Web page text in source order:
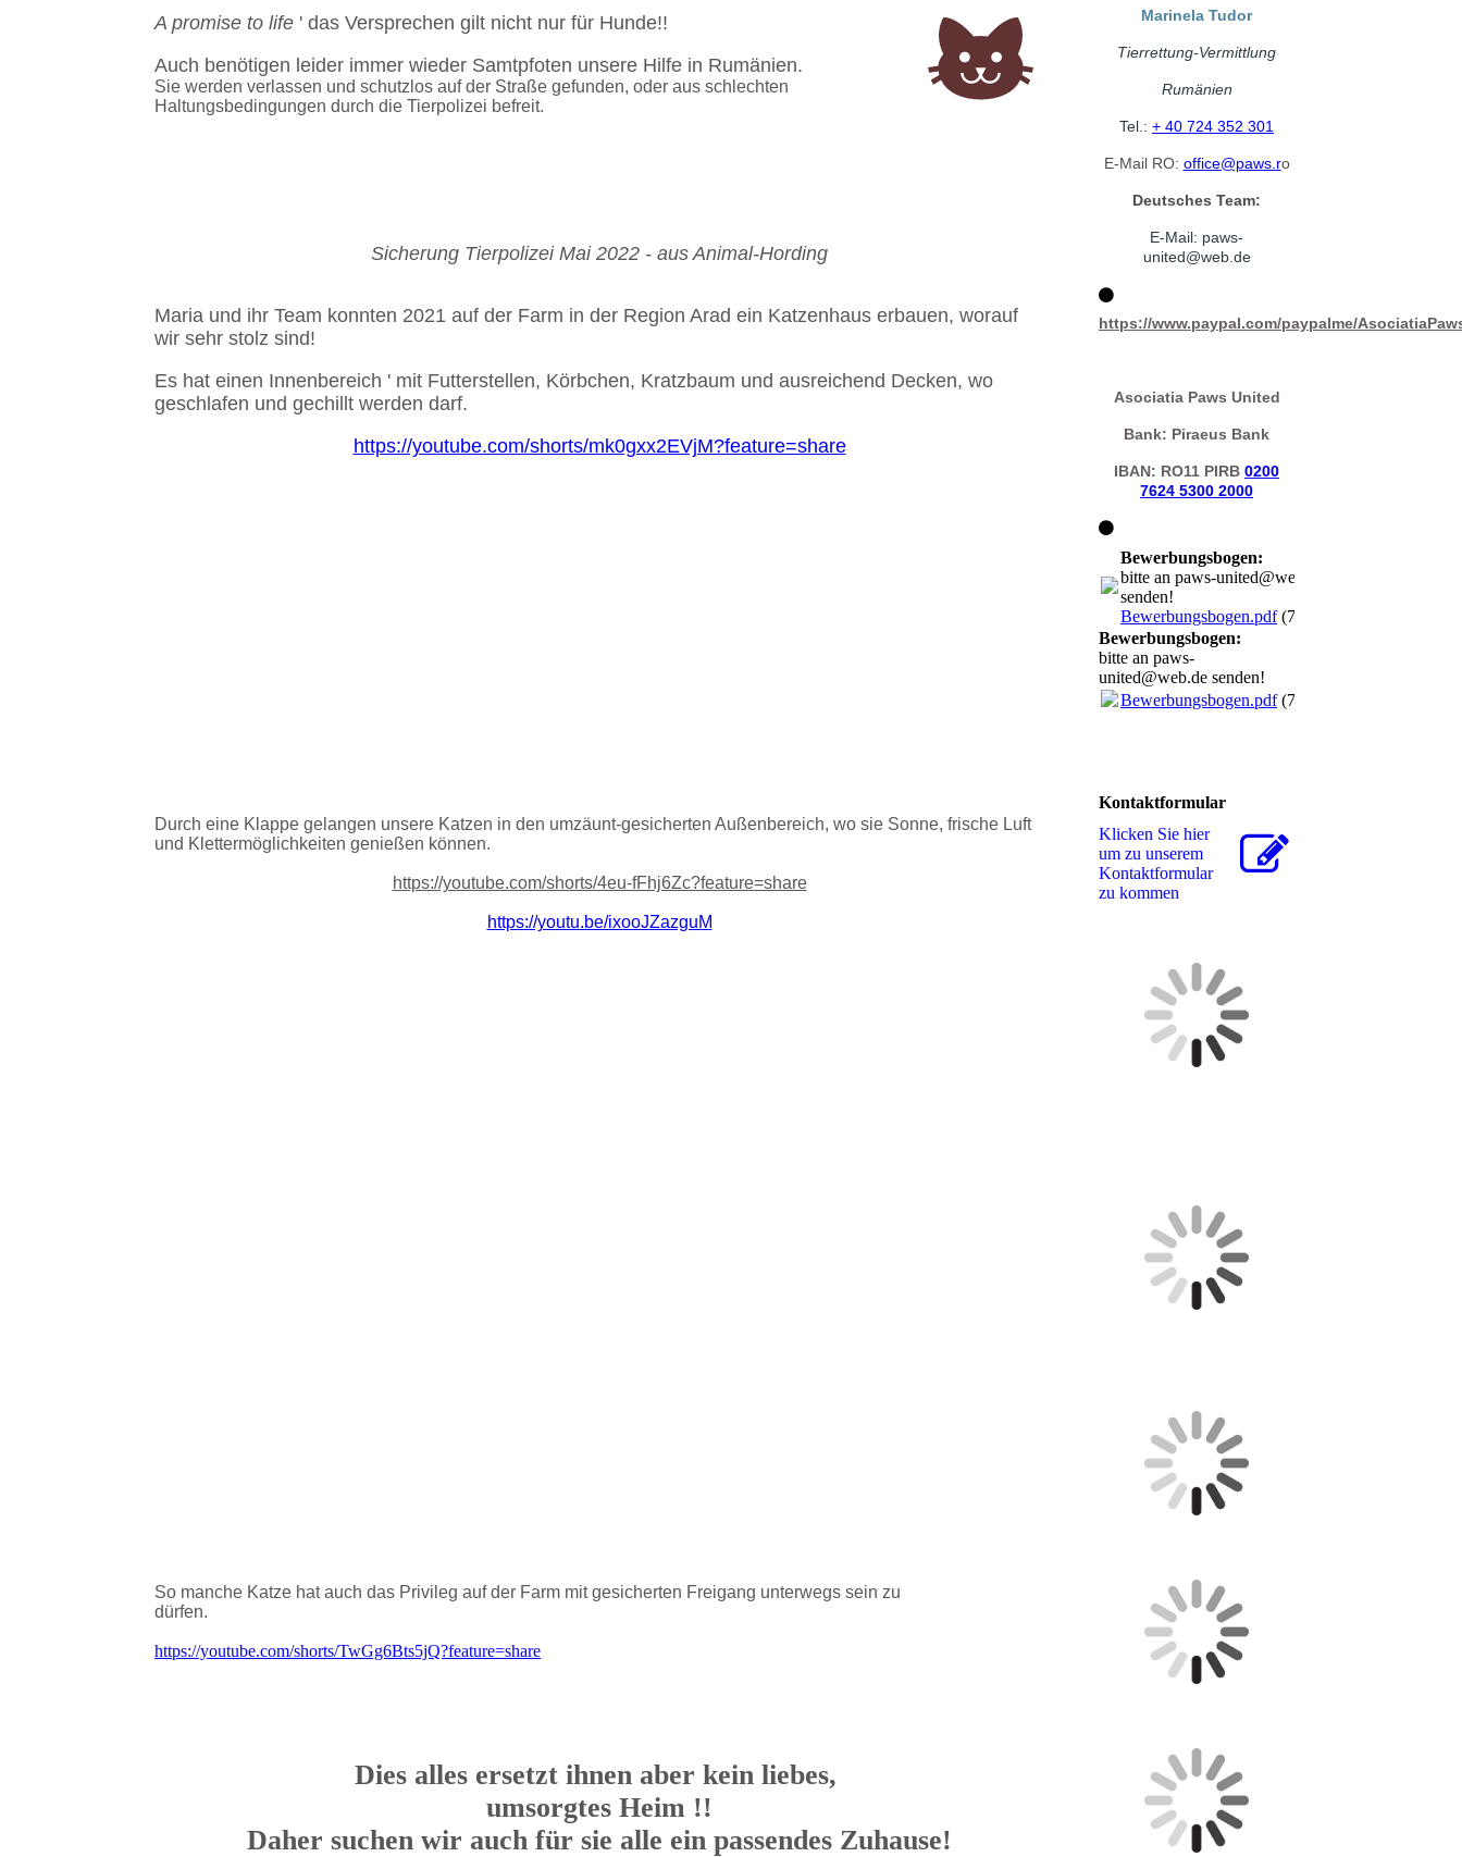
A promise to life ' das Versprechen gilt nicht nur für Hunde!!
Auch benötigen leider immer wieder Samtpfoten unsere Hilfe in Rumänien.
Sie werden verlassen und schutzlos auf der Straße gefunden, oder aus schlechten
Haltungsbedingungen durch die Tierpolizei befreit.
Sicherung Tierpolizei Mai 2022 - aus Animal-Hording
Maria und ihr Team konnten 2021 auf der Farm in der Region Arad ein Katzenhaus erbauen, worauf
wir sehr stolz sind!
Es hat einen Innenbereich ' mit Futterstellen, Körbchen, Kratzbaum und ausreichend Decken, wo
geschlafen und gechillt werden darf.
https://youtube.com/shorts/mk0gxx2EVjM?feature=share
Durch eine Klappe gelangen unsere Katzen in den umzäunt-gesicherten Außenbereich, wo sie Sonne, frische Luft
und Klettermöglichkeiten genießen können.
https://youtube.com/shorts/4eu-fFhj6Zc?feature=share
https://youtu.be/ixooJZazguM
So manche Katze hat auch das Privileg auf der Farm mit gesicherten Freigang unterwegs sein zu
dürfen.
https://youtube.com/shorts/TwGg6Bts5jQ?feature=share
Dies alles ersetzt ihnen aber kein liebes,
umsorgtes Heim !!
Daher suchen wir auch für sie alle ein passendes Zuhause!
Marinela Tudor
Tierrettung-Vermittlung
Rumänien
Tel.: + 40 724 352 301
E-Mail RO: office@paws.ro
Deutsches Team:
E-Mail: paws-
united@web. de
https://www.paypal.com/paypalme/
Asociatia Paws United
Bank: Piraeus Bank
IBAN: RO11 PIRB 0200
7624 5300 2000
Bewerbungsbogen:
bitte an paws-united@web.de
senden!
Bewerbungsbogen.pdf(70.86KB)
Bewerbungsbogen:
bitte an paws-
united@web.de senden!
Bewerbungsbogen.pdf(70.86KB)
Kontaktformular
Klicken Sie hier
um zu unserem
Kon­takt­for­mu­lar
zu kommen